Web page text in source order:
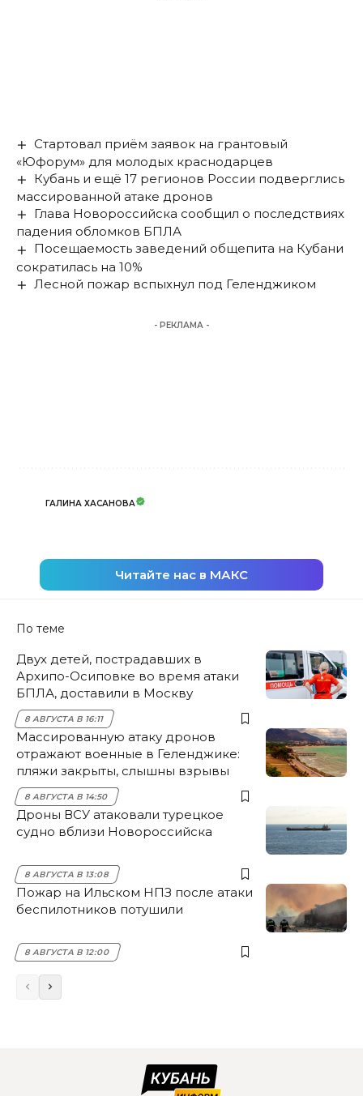
Стартовал приём заявок на грантовый
«Юфорум» для молодых краснодарцев
Кубань и ещё 17 регионов России подверглись
массированной атаке дронов
Глава Новороссийска сообщил о последствиях
падения обломков БПЛА
Посещаемость заведений общепита на Кубани
сократилась на 10%
Лесной пожар вспыхнул под Геленджиком
- РЕКЛАМА -
ГАЛИНА ХАСАНОВА
Читайте нас в МАКС
По теме
Двух детей, пострадавших в
Архипо-Осиповке во время атаки
БПЛА, доставили в Москву
8 АВГУСТА В 16:11
Массированную атаку дронов
отражают военные в Геленджике:
пляжи закрыты, слышны взрывы
8 АВГУСТА В 14:50
Дроны ВСУ атаковали турецкое
судно вблизи Новороссийска
8 АВГУСТА В 13:08
Пожар на Ильском НПЗ после атаки
беспилотников потушили
8 АВГУСТА В 12:00